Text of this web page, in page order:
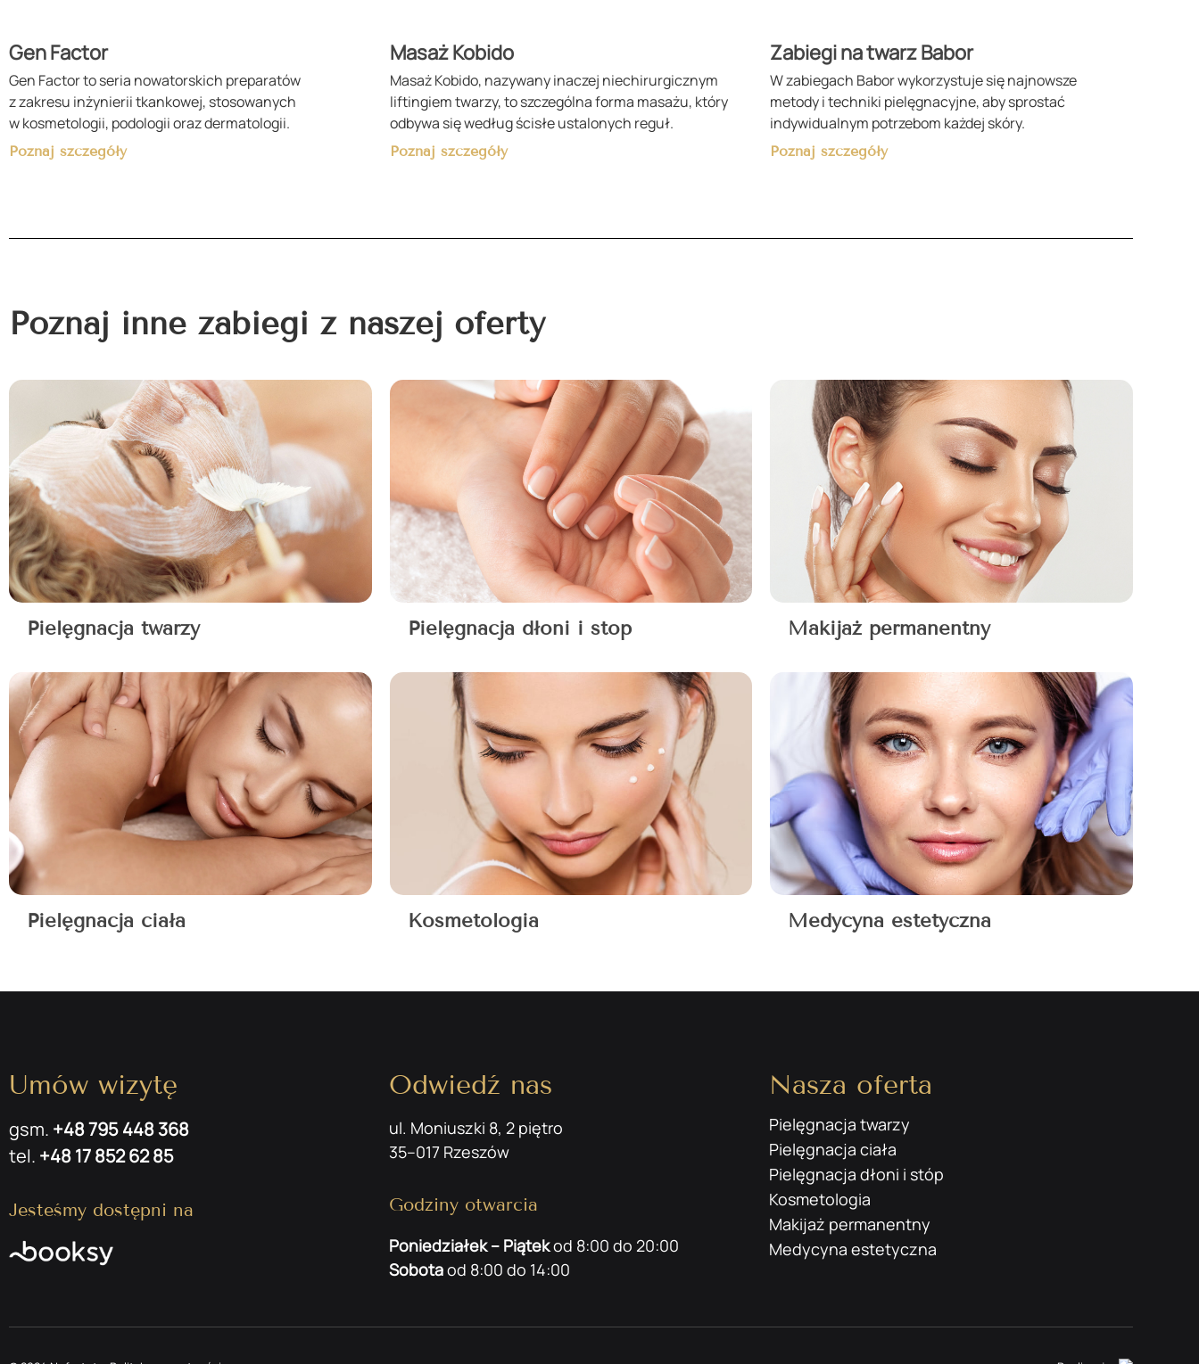
Gen Factor
Gen Factor to seria nowatorskich preparatów
z zakresu inżynierii tkankowej, stosowanych
w kosmetologii, podologii oraz dermatologii.
Poznaj szczegóły
Masaż Kobido
Masaż Kobido, nazywany inaczej niechirurgicznym
liftingiem twarzy, to szczególna forma masażu, który
odbywa się według ścisłe ustalonych reguł.
Poznaj szczegóły
Zabiegi na twarz Babor
W zabiegach Babor wykorzystuje się najnowsze
metody i techniki pielęgnacyjne, aby sprostać
indywidualnym potrzebom każdej skóry.
Poznaj szczegóły
Poznaj inne zabiegi z naszej oferty
Pielęgnacja twarzy Pielęgnacja dłoni i stop Makijaż permanentny
Pielęgnacja ciała Kosmetologia Medycyna estetyczna
Umów wizytę
gsm. +48 795 448 368
tel. +48 17 852 62 85
Jesteśmy dostępni na
Odwiedź nas
ul. Moniuszki 8, 2 piętro
35–017 Rzeszów
Godziny otwarcia
Poniedziałek – Piątekod 8:00 do 20:00
Sobotaod 8:00 do 14:00
Nasza oferta
Pielęgnacja twarzy
Pielęgnacja ciała
Pielęgnacja dłoni i stóp
Kosmetologia
Makijaż permanentny
Medycyna estetyczna